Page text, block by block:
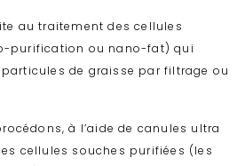
au traitement des cellules
purification ou nano-fat) qui
de graisse par filtrage ou
à l’aide de canules ultra
cellules souches purifiées (les